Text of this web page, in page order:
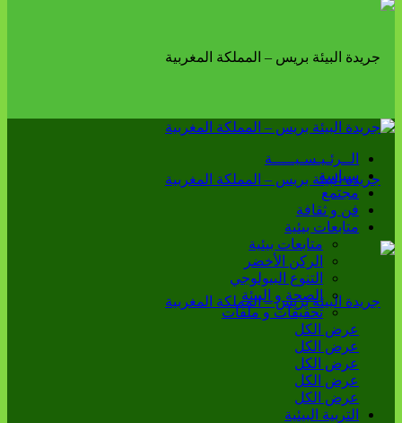
الــرئـيـسـيـــــة
سياسة
مجتمع
فن و ثقافة
متابعات بيئية
متابعات بيئية
الركن الأخضر
التنوع البيولوجي
الصحة و البيئة
تحقيقات و ملفات
عرض الكل
عرض الكل
عرض الكل
عرض الكل
عرض الكل
التربية البيئية